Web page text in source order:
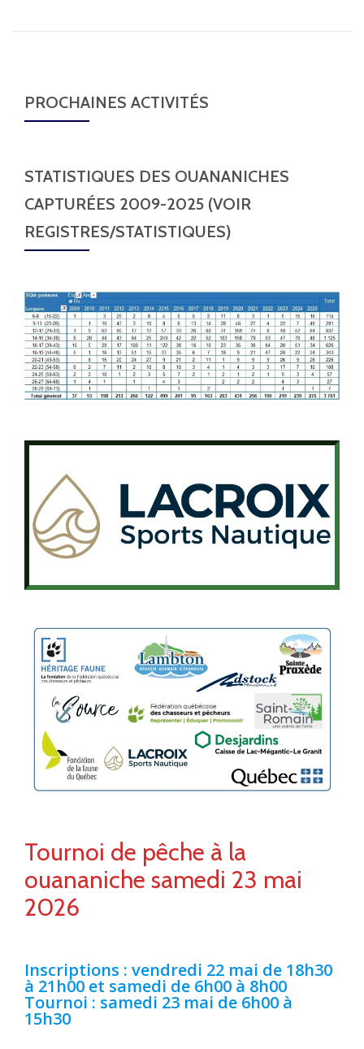
PROCHAINES ACTIVITÉS
STATISTIQUES DES OUANANICHES
CAPTURÉES 2009-2025 (VOIR
REGISTRES/STATISTIQUES)
Tournoi de pêche à la
ouananiche samedi 23 mai
2026
Inscriptions : vendredi 22 mai de 18h30
à 21h00 et samedi de 6h00 à 8h00
Tournoi : samedi 23 mai de 6h00 à
15h30